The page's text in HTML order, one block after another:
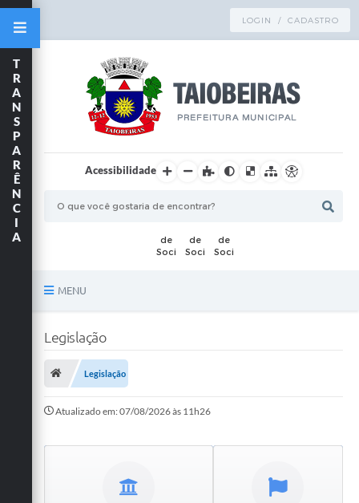
LOGIN / CADASTRO
Acessibilidade
MENU
TRANSPARÊNCIA
Publicações
T
R
A
N
S
P
A
R
Ê
N
C
I
A
Legislação
Legislação
Atualizado em: 07/08/2026 às 11h26